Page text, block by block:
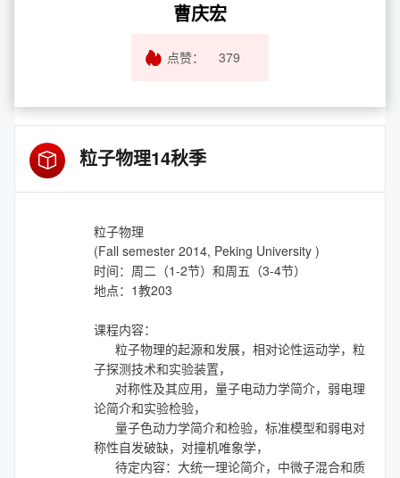
曹庆宏
点赞： 379
粒子物理14秋季
粒子物理
(Fall semester 2014, Peking University )
时间：周二（1-2节）和周五（3-4节）
地点：1教203
课程内容：
粒子物理的起源和发展，相对论性运动学，粒
子探测技术和实验装置，
对称性及其应用，量子电动力学简介，弱电理
论简介和实验检验，
量子色动力学简介和检验，标准模型和弱电对
称性自发破缺，对撞机唯象学，
待定内容：大统一理论简介，中微子混合和质